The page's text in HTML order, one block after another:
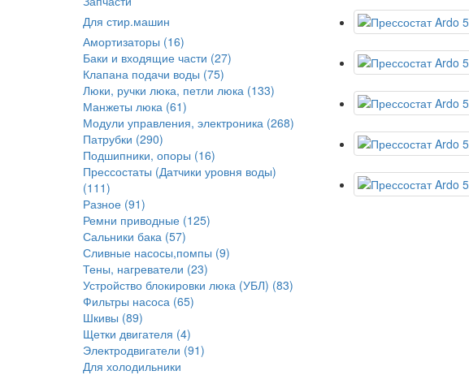
Для стир.машин
Амортизаторы (16)
Баки и входящие части (27)
Клапана подачи воды (75)
Люки, ручки люка, петли люка (133)
Манжеты люка (61)
Модули управления, электроника (268)
Патрубки (290)
Подшипники, опоры (16)
Прессостаты (Датчики уровня воды)
(111)
Разное (91)
Ремни приводные (125)
Сальники бака (57)
Сливные насосы,помпы (9)
Тены, нагреватели (23)
Устройство блокировки люка (УБЛ) (83)
Фильтры насоса (65)
Шкивы (89)
Щетки двигателя (4)
Электродвигатели (91)
Для холодильники